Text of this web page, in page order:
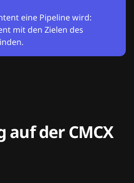
eine Pipeline wird:
mit den Zielen des
der CMCX